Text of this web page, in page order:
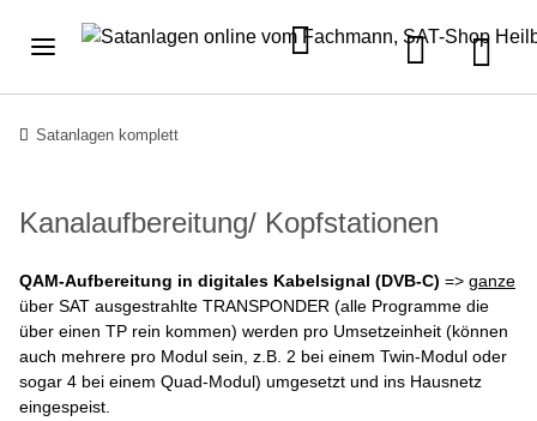
Satanlagen komplett
Kanalaufbereitung/ Kopfstationen
QAM-Aufbereitung in digitales Kabelsignal (DVB-C) => ganze
über SAT ausgestrahlte TRANSPONDER (alle Programme die
über einen TP rein kommen) werden pro Umsetzeinheit (können
auch mehrere pro Modul sein, z.B. 2 bei einem Twin-Modul oder
sogar 4 bei einem Quad-Modul) umgesetzt und ins Hausnetz
eingespeist.